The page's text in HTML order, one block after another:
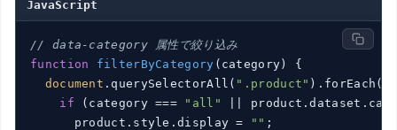
JavaScript
// data-category 属性で絞り込み
function
filterByCategory ( category ) {
document .querySelectorAll( ".product" ).forEach(
if (category === "all"
||
      product.style.display =
"" ;